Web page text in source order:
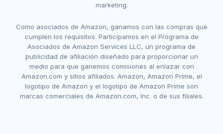
marketing.
Como asociados de Amazon, ganamos con las compras que
cumplen los requisitos. Participamos en el Programa de
Asociados de Amazon Services LLC, un programa de
publicidad de afiliación diseñado para proporcionar un
medio para que ganemos comisiones al enlazar con
Amazon.com y sitios afiliados. Amazon, Amazon Prime, el
logotipo de Amazon y el logotipo de Amazon Prime son
marcas comerciales de Amazon.com, Inc. o de sus filiales.